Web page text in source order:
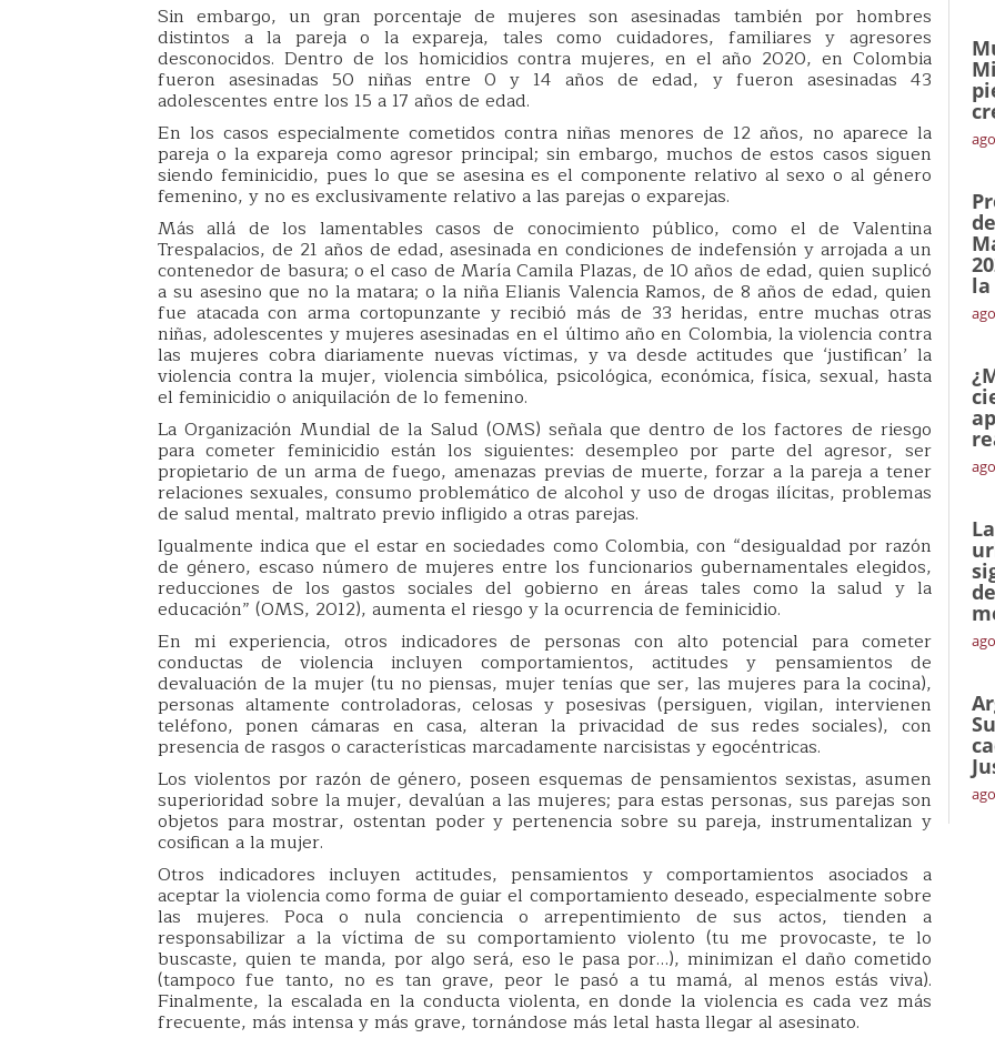
Sin embargo, un gran porcentaje de mujeres son asesinadas también por hombres
distintos a la pareja o la expareja, tales como cuidadores, familiares y agresores
desconocidos. Dentro de los homicidios contra mujeres, en el año 2020, en Colombia
fueron asesinadas 50 niñas entre 0 y 14 años de edad, y fueron asesinadas 43
adolescentes entre los 15 a 17 años de edad.
En los casos especialmente cometidos contra niñas menores de 12 años, no aparece la
pareja o la expareja como agresor principal; sin embargo, muchos de estos casos siguen
siendo feminicidio, pues lo que se asesina es el componente relativo al sexo o al género
femenino, y no es exclusivamente relativo a las parejas o exparejas.
Más allá de los lamentables casos de conocimiento público, como el de Valentina
Trespalacios, de 21 años de edad, asesinada en condiciones de indefensión y arrojada a un
contenedor de basura; o el caso de María Camila Plazas, de 10 años de edad, quien suplicó
a su asesino que no la matara; o la niña Elianis Valencia Ramos, de 8 años de edad, quien
fue atacada con arma cortopunzante y recibió más de 33 heridas, entre muchas otras
niñas, adolescentes y mujeres asesinadas en el último año en Colombia, la violencia contra
las mujeres cobra diariamente nuevas víctimas, y va desde actitudes que ‘justifican’ la
violencia contra la mujer, violencia simbólica, psicológica, económica, física, sexual, hasta
el feminicidio o aniquilación de lo femenino.
La Organización Mundial de la Salud (OMS) señala que dentro de los factores de riesgo
para cometer feminicidio están los siguientes: desempleo por parte del agresor, ser
propietario de un arma de fuego, amenazas previas de muerte, forzar a la pareja a tener
relaciones sexuales, consumo problemático de alcohol y uso de drogas ilícitas, problemas
de salud mental, maltrato previo infligido a otras parejas.
Igualmente indica que el estar en sociedades como Colombia, con “desigualdad por razón
de género, escaso número de mujeres entre los funcionarios gubernamentales elegidos,
reducciones de los gastos sociales del gobierno en áreas tales como la salud y la
educación” (OMS, 2012), aumenta el riesgo y la ocurrencia de feminicidio.
En mi experiencia, otros indicadores de personas con alto potencial para cometer
conductas de violencia incluyen comportamientos, actitudes y pensamientos de
devaluación de la mujer (tu no piensas, mujer tenías que ser, las mujeres para la cocina),
personas altamente controladoras, celosas y posesivas (persiguen, vigilan, intervienen
teléfono, ponen cámaras en casa, alteran la privacidad de sus redes sociales), con
presencia de rasgos o características marcadamente narcisistas y egocéntricas.
Los violentos por razón de género, poseen esquemas de pensamientos sexistas, asumen
superioridad sobre la mujer, devalúan a las mujeres; para estas personas, sus parejas son
objetos para mostrar, ostentan poder y pertenencia sobre su pareja, instrumentalizan y
cosifican a la mujer.
Otros indicadores incluyen actitudes, pensamientos y comportamientos asociados a
aceptar la violencia como forma de guiar el comportamiento deseado, especialmente sobre
las mujeres. Poca o nula conciencia o arrepentimiento de sus actos, tienden a
responsabilizar a la víctima de su comportamiento violento (tu me provocaste, te lo
buscaste, quien te manda, por algo será, eso le pasa por…), minimizan el daño cometido
(tampoco fue tanto, no es tan grave, peor le pasó a tu mamá, al menos estás viva).
Finalmente, la escalada en la conducta violenta, en donde la violencia es cada vez más
frecuente, más intensa y más grave, tornándose más letal hasta llegar al asesinato.
la